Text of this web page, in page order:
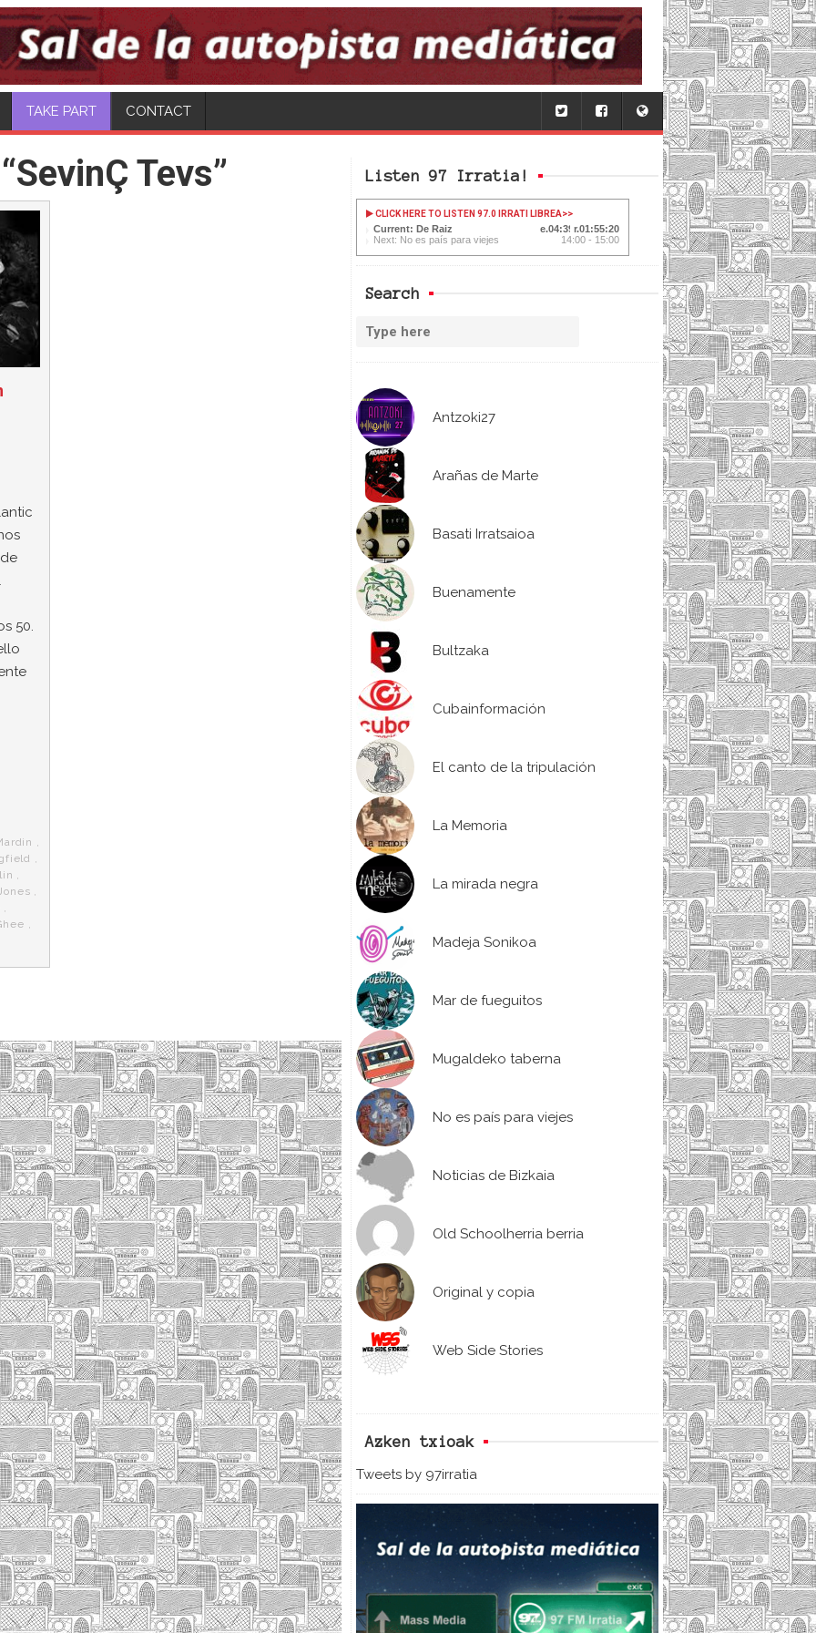
CONTACT
Listen 97 Irratia!
CLICK HERE TO LISTEN 97.0 IRRATI LIBREA>>
Current: De Raiz 04:40 01:55:19
Next: No es país para viejes
14:00 - 15:00
Search
Antzoki27
Arañas de Marte
Basati Irratsaioa
Buenamente
Bultzaka
Cubainformación
El canto de la tripulación
La Memoria
La mirada negra
Madeja Sonikoa
Mar de fueguitos
Mugaldeko taberna
No es país para viejes
Noticias de Bizkaia
Old Schoolherria berria
Original y copia
Web Side Stories
Azken txioak
Tweets by 97irratia
Tevs”
50.
,
,
,
,
,
,